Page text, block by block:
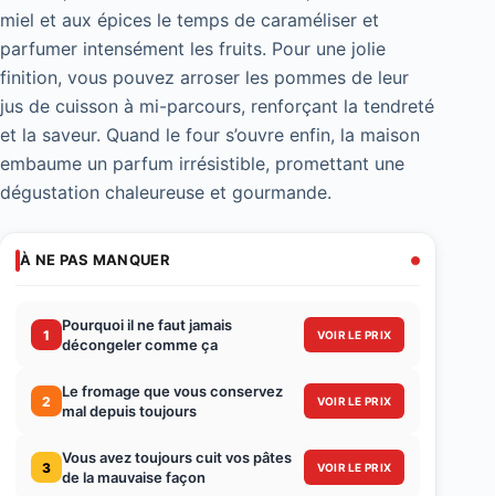
miel et aux épices le temps de caraméliser et
parfumer intensément les fruits. Pour une jolie
finition, vous pouvez arroser les pommes de leur
jus de cuisson à mi-parcours, renforçant la tendreté
et la saveur. Quand le four s’ouvre enfin, la maison
embaume un parfum irrésistible, promettant une
dégustation chaleureuse et gourmande.
À NE PAS MANQUER
1
Pourquoi il ne faut jamais
décongeler comme ça
VOIR LE PRIX
2
Le fromage que vous conservez
mal depuis toujours
VOIR LE PRIX
3
Vous avez toujours cuit vos pâtes
de la mauvaise façon
VOIR LE PRIX